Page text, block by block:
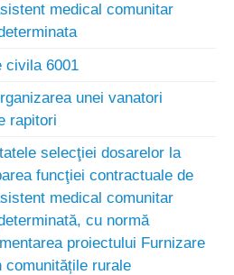
medical comunitar
civila 6001
unei vanatori
rapitori
selecţiei dosarelor la
funcţiei contractuale de
medical comunitar
cu normă
proiectului Furnizare
rurale